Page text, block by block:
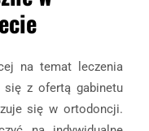
na temat leczenia
się z ofertą gabinetu
się w ortodoncji.